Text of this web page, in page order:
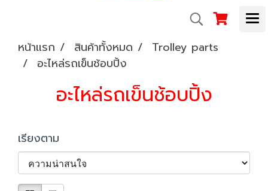
หน้าแรก สินค้าทั้งหมด
Trolley parts
อะไหล่รถเข็นช้อบปิ้ง
อะไหล่รถเข็นช้อบปิ้ง
เรียงตาม